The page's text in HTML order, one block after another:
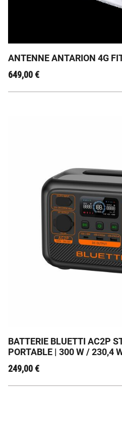
ANTENNE ANTARION 4G
649,00€
BATTERIE BLUETTI AC2P
PORTABLE | 300 W / 230,4
249,00€